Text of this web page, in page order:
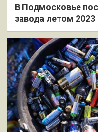
В Подмосковье
завода летом 2023